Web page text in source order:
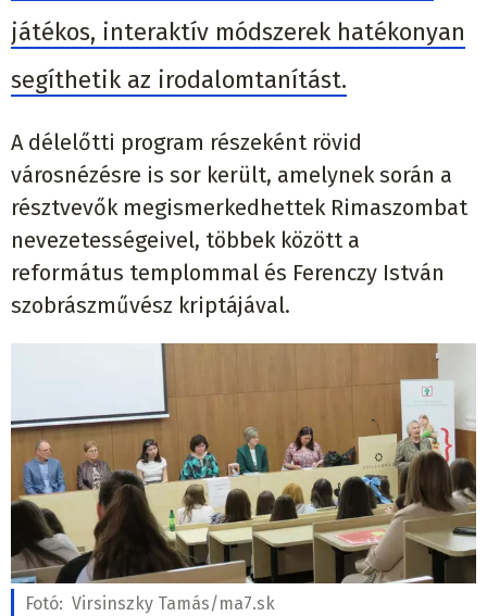
játékos, interaktív módszerek hatékonyan
segíthetik az irodalomtanítást.
A délelőtti program részeként rövid
városnézésre is sor került, amelynek során a
résztvevők megismerkedhettek Rimaszombat
nevezetességeivel, többek között a
református templommal és Ferenczy István
szobrászművész kriptájával.
Fotó: Virsinszky Tamás/ma7.sk